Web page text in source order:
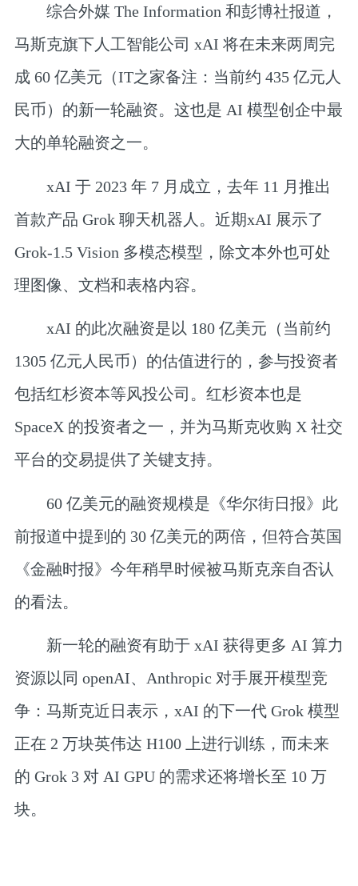
综合外媒 The Information 和彭博社报道，
马斯克旗下人工智能公司 xAI 将在未来两周完
成 60 亿美元（IT之家备注：当前约 435 亿元人
民币）的新一轮融资。这也是 AI 模型创企中最
大的单轮融资之一。
xAI 于 2023 年 7 月成立，去年 11 月推出
首款产品 Grok 聊天机器人。近期xAI 展示了
Grok-1.5 Vision 多模态模型，除文本外也可处
理图像、文档和表格内容。
xAI 的此次融资是以 180 亿美元（当前约
1305 亿元人民币）的估值进行的，参与投资者
包括红杉资本等风投公司。红杉资本也是
SpaceX 的投资者之一，并为马斯克收购 X 社交
平台的交易提供了关键支持。
60 亿美元的融资规模是《华尔街日报》此
前报道中提到的 30 亿美元的两倍，但符合英国
《金融时报》今年稍早时候被马斯克亲自否认
的看法。
新一轮的融资有助于 xAI 获得更多 AI 算力
资源以同 openAI、Anthropic 对手展开模型竞
争：马斯克近日表示，xAI 的下一代 Grok 模型
正在 2 万块英伟达 H100 上进行训练，而未来
的 Grok 3 对 AI GPU 的需求还将增长至 10 万
块。